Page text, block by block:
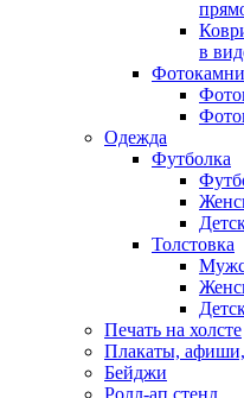
в
Фотокамни
Одежда
Футболка
Толстовка
Печать на холсте
Плакаты,
Бейджи
Ролл-ап стенд